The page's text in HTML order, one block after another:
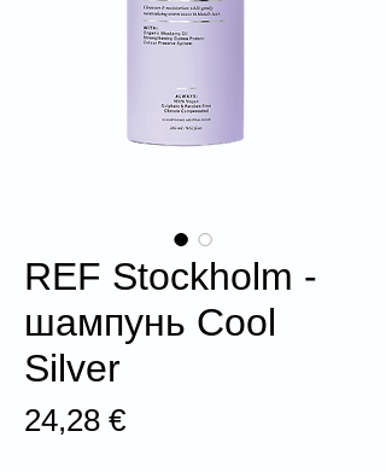
REF Stockholm -
шампунь Cool
Silver
24,28 €Цена